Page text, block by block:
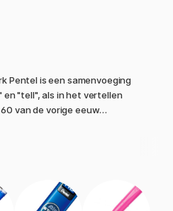
Pentel is een samenvoeging
en "tell", als in het vertellen
van de vorige eeuw
verschillende soorten
met handige functies en